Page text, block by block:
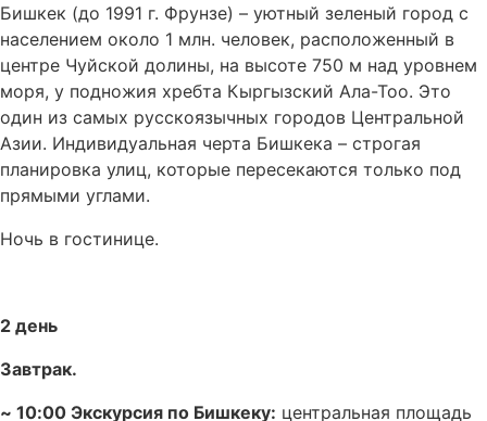
Бишкек (до 1991 г. Фрунзе) – уютный зеленый город с
населением около 1 млн. человек, расположенный в
центре Чуйской долины, на высоте 750 м над уровнем
моря, у подножия хребта Кыргызский Ала-Тоо. Это
один из самых русскоязычных городов Центральной
Азии. Индивидуальная черта Бишкека – строгая
планировка улиц, которые пересекаются только под
прямыми углами.
Ночь в гостинице.
2 день
Завтрак.
~ 10:00 Экскурсия по Бишкеку: центральная площадь